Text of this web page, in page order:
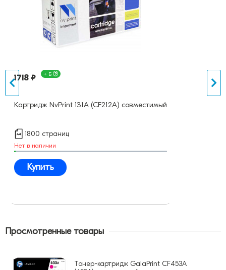
1718 ₽ + Б
Картридж NvPrint 131A (CF212A) совместимый
1800 страниц
Нет в наличии
Купить
Просмотренные товары
Тонер-картридж GalaPrint CF453A